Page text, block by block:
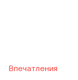
Впечатления